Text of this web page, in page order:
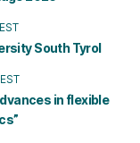
South Tyrol
in flexible